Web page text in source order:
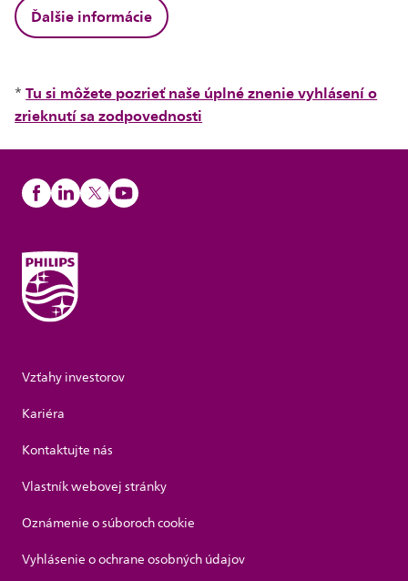
Ďalšie informácie
*Tu si môžete pozrieť naše úplné znenie vyhlásení o
zrieknutí sa zodpovednosti
Vzťahy investorov
Kariéra
Kontaktujte nás
Vlastník webovej stránky
Oznámenie o súboroch cookie
Vyhlásenie o ochrane osobných údajov